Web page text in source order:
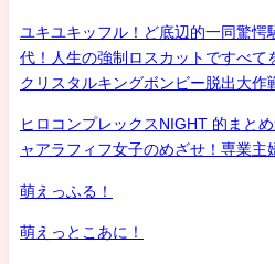
ユキユキッフル！ど底辺的一同驚愕
代！人生の強制ロスカットですべて
クリスタルキングボンビー脱出大作
ヒロコンプレックスNIGHT 的まと
ャアラフィフ女子のめざせ！専業主
萌えっふる！
萌えっとこあに！